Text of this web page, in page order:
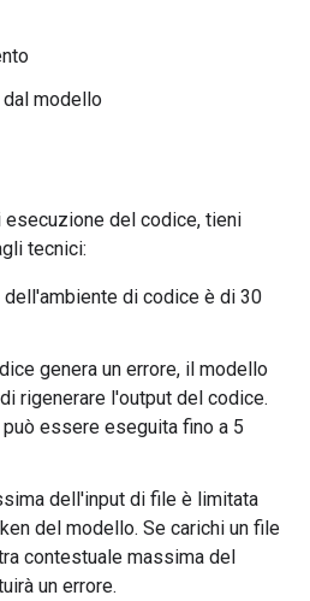
modello
esecuzione del codice, tieni
tecnici:
di codice è di 30
genera un errore, il modello
rigenerare l'output del codice.
essere eseguita fino a 5
dell'input di file è limitata
del modello. Se carichi un file
contestuale massima del
un errore.